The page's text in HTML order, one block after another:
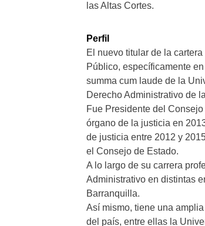
las Altas Cortes.
Perfil
El nuevo titular de la
Público, específicamente
summa cum laude de la
Derecho Administrativo de
Fue Presidente del
órgano de la justicia en
de justicia entre 2012 y
el Consejo de Estado.
A lo largo de su carrera
Administrativo en distintas
Barranquilla.
Así mismo, tiene una
del país, entre ellas la